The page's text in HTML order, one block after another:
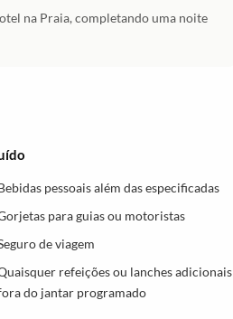
na Praia, completando uma noite
pessoais além das especificadas
para guias ou motoristas
de viagem
refeições ou lanches adicionais
do jantar programado